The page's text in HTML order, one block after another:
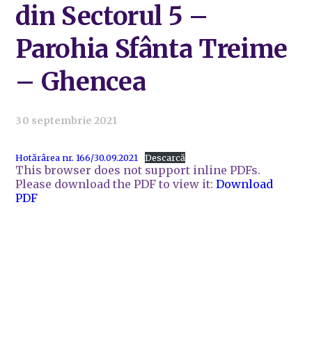
din Sectorul 5 –
Parohia Sfânta Treime
– Ghencea
30 septembrie 2021
Hotărârea nr. 166/30.09.2021 Descarcă
This browser does not support inline PDFs.
Please download the PDF to view it:Download
PDF